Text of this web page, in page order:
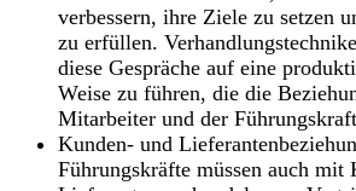
verbessern, ihre Ziele zu setzen
zu erfüllen.
diese Gespräche auf eine
Weise zu führen, die die
Mitarbeiter und der
Kunden- und
Führungskräfte müssen auch mit